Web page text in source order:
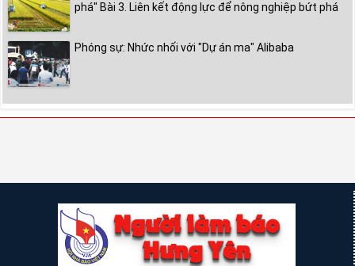
phá" Bài 3. Liên kết động lực để nông nghiệp bứt phá
Phóng sự: Nhức nhối với "Dự án ma" Alibaba